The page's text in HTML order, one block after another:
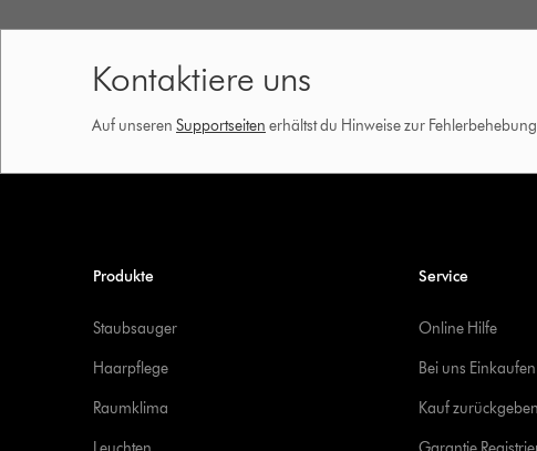
Kontaktiere uns
Auf unseren Supportseiten erhältst du Hinweise zur
Produkte
Staubsauger
Haarpflege
Raumklima
Service
Online Hilfe
Bei uns Einkaufen
Kauf